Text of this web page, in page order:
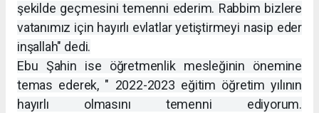
şekilde geçmesini temenni ederim. Rabbim bizlere
vatanımız için hayırlı evlatlar yetiştirmeyi nasip eder
inşallah" dedi.
Ebu Şahin ise öğretmenlik mesleğinin önemine
temas ederek, " 2022-2023 eğitim öğretim yılının
hayırlı olmasını temenni ediyorum.